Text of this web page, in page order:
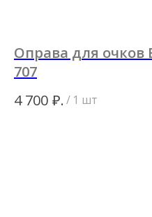
Оправа для очков
707
4 700 ₽. / 1 шт
ИНН